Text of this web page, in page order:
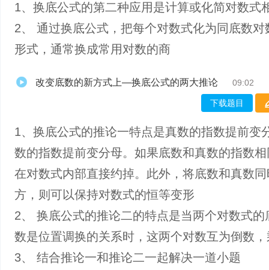
1、​换底公式的第二种应用是计算或化简对数式
2、 通过换底公式，把每个对数式化为同底数对
形式，通常换成常用对数的商
改变底数的新方式上—换底公式的两大推论 09:02
下载题目
1、换底公式的推论一特点是真数的指数提前变
数的指数提前变分母。如果底数和真数的指数
在对数式内部直接约掉。此外，将底数和真数同
方，则可以保持对数式的恒等变形
2、 换底公式的推论二的特点是当两个对数式的
数是位置调换的关系时，这两个对数互为倒数
3、 结合推论一和推论二一起解决一道小题